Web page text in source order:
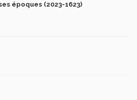
époques (2023-1623)